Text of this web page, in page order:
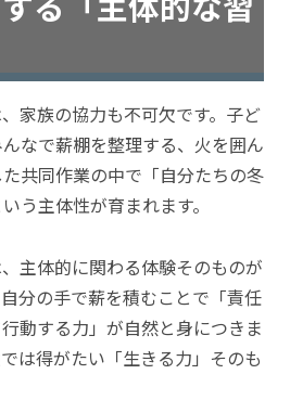
家族の協力も不可欠です。子ど
なで薪棚を整理する、火を囲ん
共同作業の中で「自分たちの冬
う主体性が育まれます。
主体的に関わる体験そのものが
分の手で薪を積むことで「責任
動する力」が自然と身につきま
は得がたい「生きる力」そのも